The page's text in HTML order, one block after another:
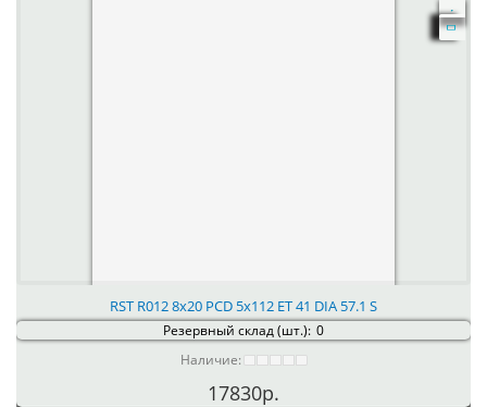
RST R012 8x20 PCD 5x112 ET 41 DIA 57.1 S
Резервный склад (шт.): 0
Наличие:
17830р.